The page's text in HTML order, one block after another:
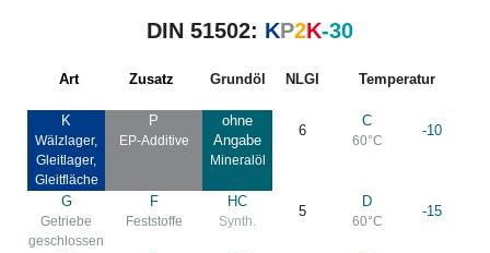
DIN 51502: KP2K-30
Art Zusatz Grundöl NLGI Temperatur
K
Wälzlager,
Gleitlager,
Gleitfläche
P
EP-Additive
ohne
Angabe
Mineralöl
6
C
60°C
-10
G
Getriebe
geschlossen
F
Feststoffe
HC
Synth.
5
D
60°C
-15